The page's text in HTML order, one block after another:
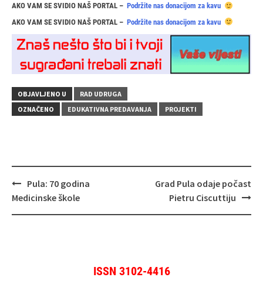
AKO VAM SE SVIDIO NAŠ PORTAL – Podržite nas donacijom za kavu
AKO VAM SE SVIDIO NAŠ PORTAL – Podržite nas donacijom za kavu
OBJAVLJENO U
RAD UDRUGA
OZNAČENO
EDUKATIVNA PREDAVANJA PROJEKTI
Navigacija
objava
Pula: 70 godina
Medicinske škole
Grad Pula odaje počast
Pietru Ciscuttiju
ISSN 3102-4416